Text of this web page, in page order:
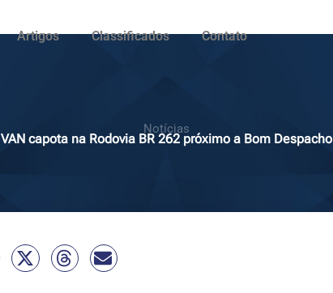
Artigos Classificados Contato
Notícias
VAN capota na Rodovia BR 262 próximo a Bom Despacho